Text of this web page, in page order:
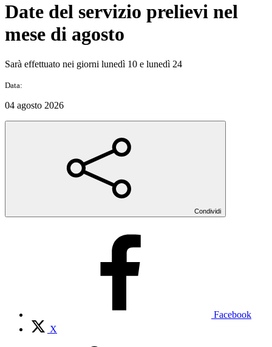
Date del servizio prelievi nel
mese di agosto
Sarà effettuato nei giorni lunedì 10 e lunedì 24
Data:
04 agosto 2026
Condividi
Facebook
X